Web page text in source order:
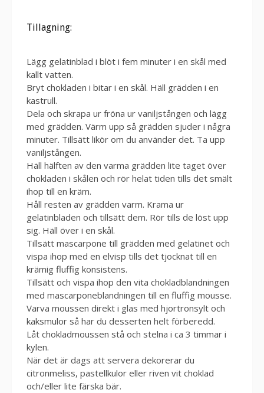
Tillagning:
Lägg gelatinblad i blöt i fem minuter i en skål med
kallt vatten.
Bryt chokladen i bitar i en skål. Häll grädden i en
kastrull.
Dela och skrapa ur fröna ur vaniljstången och lägg
med grädden. Värm upp så grädden sjuder i några
minuter. Tillsätt likör om du använder det. Ta upp
vaniljstången.
Häll hälften av den varma grädden lite taget över
chokladen i skålen och rör helat tiden tills det smält
ihop till en kräm.
Håll resten av grädden varm. Krama ur
gelatinbladen och tillsätt dem. Rör tills de löst upp
sig. Häll över i en skål.
Tillsätt mascarpone till grädden med gelatinet och
vispa ihop med en elvisp tills det tjocknat till en
krämig fluffig konsistens.
Tillsätt och vispa ihop den vita chokladblandningen
med mascarponeblandningen till en fluffig mousse.
Varva moussen direkt i glas med hjortronsylt och
kaksmulor så har du desserten helt förberedd.
Låt chokladmoussen stå och stelna i ca 3 timmar i
kylen.
När det är dags att servera dekorerar du
citronmeliss, pastellkulor eller riven vit choklad
och/eller lite färska bär.